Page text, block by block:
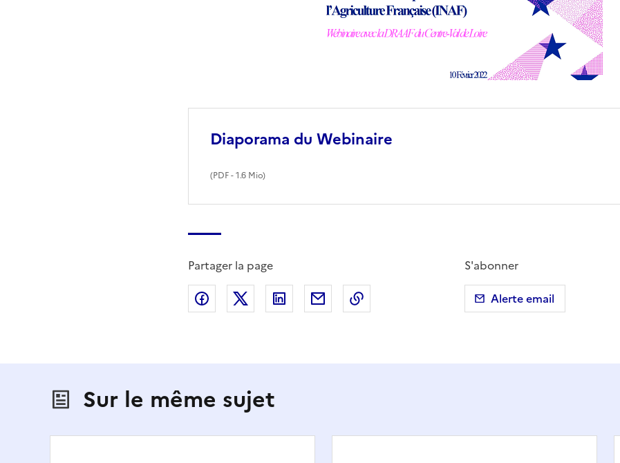
Diaporama du Webinaire
(PDF- 1.6 Mio)
Partager la page
Partager sur Facebook
Partager sur X (anciennement Twitter)
Partager sur LinkedIn
Partager par emailCopier dans le presse-papier
S'abonner
Alerte email
Sur le même sujet